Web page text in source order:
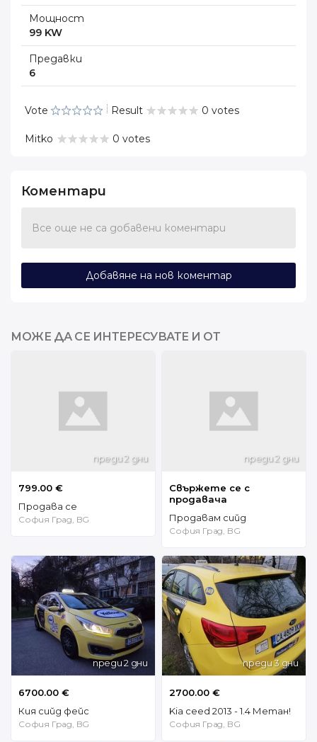
Мощност
99 KW
Предавки
6
Vote Result 0 votes
Mitko 0 votes
Коментари
Все още не са добавени коментари
Добавяне на нов коментар
МОЖЕ ДА СЕ ИНТЕРЕСУВАТЕ И ОТ
преди 2 дни
799.00 €
Продава се
София Град, BG
преди 2 дни
Свържете се с
продавача
Продавам сийд
София Град, BG
преди 2 дни
6700.00 €
Кия сийд фейс
София Град, BG
преди 3 дни
2700.00 €
Kia ceed 2013 - 1.4 Метан!
София Град, BG